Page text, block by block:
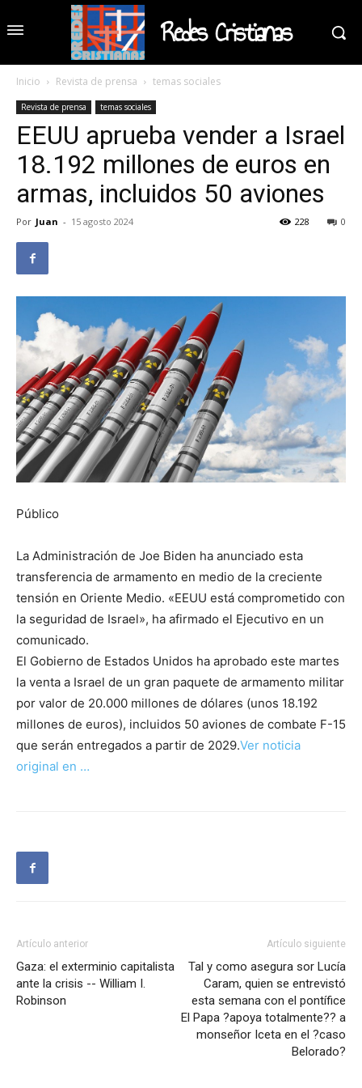
Redes Cristianas
Inicio Revista de prensa temas sociales
Revista de prensa temas sociales
EEUU aprueba vender a Israel
18.192 millones de euros en
armas, incluidos 50 aviones
Por Juan - 15 agosto 2024 0
228
Público
La Administración de Joe Biden ha anunciado esta
transferencia de armamento en medio de la creciente
tensión en Oriente Medio. «EEUU está comprometido con
la seguridad de Israel», ha afirmado el Ejecutivo en un
comunicado.
El Gobierno de Estados Unidos ha aprobado este martes
la venta a Israel de un gran paquete de armamento militar
por valor de 20.000 millones de dólares (unos 18.192
millones de euros), incluidos 50 aviones de combate F-15
que serán entregados a partir de 2029.Ver noticia
original en …
Artículo anterior
Gaza: el exterminio capitalista
ante la crisis -- William I.
Robinson
Artículo siguiente
Tal y como asegura sor Lucía
Caram, quien se entrevistó
esta semana con el pontífice
El Papa ?apoya totalmente?? a
monseñor Iceta en el ?caso
Belorado?